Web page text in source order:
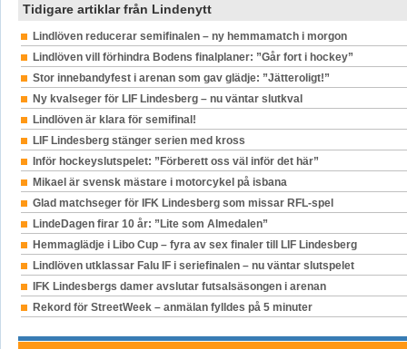
Tidigare artiklar från Lindenytt
Lindlöven reducerar semifinalen – ny hemmamatch i morgon
Lindlöven vill förhindra Bodens finalplaner: ”Går fort i hockey”
Stor innebandyfest i arenan som gav glädje: ”Jätteroligt!”
Ny kvalseger för LIF Lindesberg – nu väntar slutkval
Lindlöven är klara för semifinal!
LIF Lindesberg stänger serien med kross
Inför hockeyslutspelet: ”Förberett oss väl inför det här”
Mikael är svensk mästare i motorcykel på isbana
Glad matchseger för IFK Lindesberg som missar RFL-spel
LindeDagen firar 10 år: ”Lite som Almedalen”
Hemmaglädje i Libo Cup – fyra av sex finaler till LIF Lindesberg
Lindlöven utklassar Falu IF i seriefinalen – nu väntar slutspelet
IFK Lindesbergs damer avslutar futsalsäsongen i arenan
Rekord för StreetWeek – anmälan fylldes på 5 minuter